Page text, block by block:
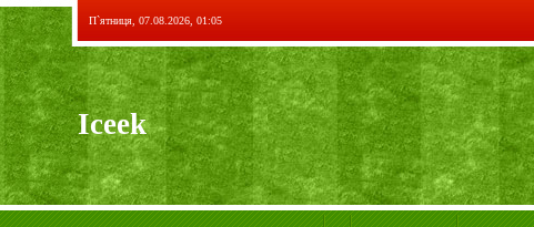
П`ятниця, 07.08.2026, 01:05
Iceek